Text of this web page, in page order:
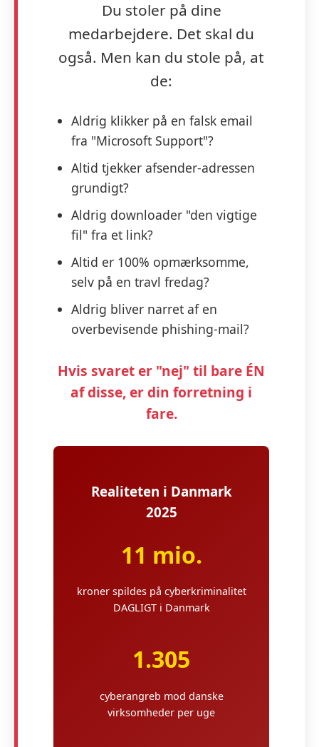
Du stoler på dine
medarbejdere. Det skal du
også. Men kan du stole på, at
de:
Aldrig klikker på en falsk email
fra "Microsoft Support"?
Altid tjekker afsender-adressen
grundigt?
Aldrig downloader "den vigtige
fil" fra et link?
Altid er 100% opmærksomme,
selv på en travl fredag?
Aldrig bliver narret af en
overbevisende phishing-mail?
Hvis svaret er "nej" til bare ÉN
af disse, er din forretning i
fare.
Realiteten i Danmark
2025
11 mio.
kroner spildes på cyberkriminalitet
DAGLIGT i Danmark
1.305
cyberangreb mod danske
virksomheder per uge